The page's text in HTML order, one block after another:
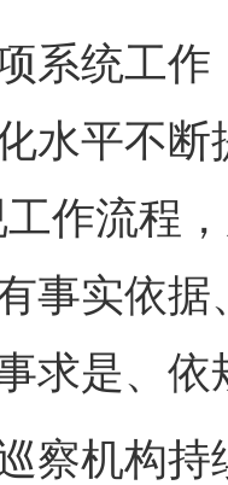
统工作
水平不
作流程
事实依
求是、
机构持